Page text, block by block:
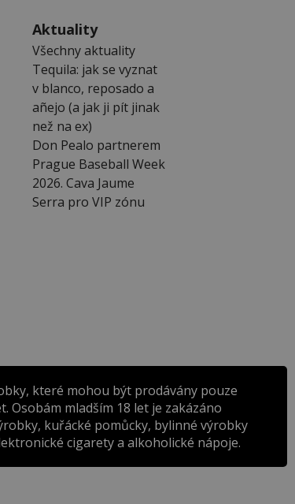
Aktuality
Všechny aktuality
Tequila: jak se vyznat
v blanco, reposado a
añejo (a jak ji pít jinak
než na ex)
Don Pealo partnerem
Prague Baseball Week
2026. Cava Jaume
Serra pro VIP zónu
které mohou být prodávány pouze
Osobám mladším 18 let je zakázáno
kuřácké pomůcky, bylinné výrobky
cigarety a alkoholické nápoje.